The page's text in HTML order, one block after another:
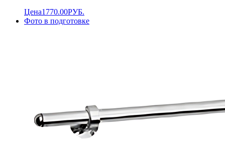
Цена1770.00РУБ.
Фото в подготовке